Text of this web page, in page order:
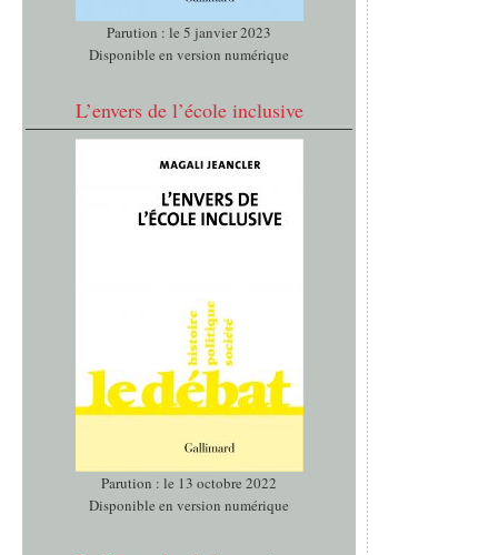
Parution : le 5 janvier 2023
Disponible en version numérique
L’envers de l’école inclusive
Parution : le 13 octobre 2022
Disponible en version numérique